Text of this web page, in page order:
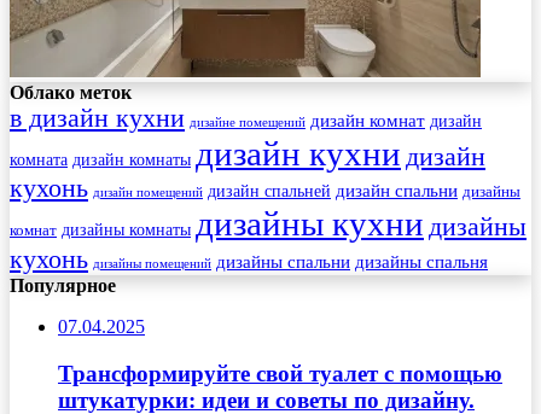
Облако меток
в дизайн кухни дизайне помещений дизайн комнат дизайн
комната дизайн комнаты дизайн кухни дизайн
кухонь дизайн помещений дизайн спальней дизайн спальни дизайны
комнат дизайны комнаты дизайны кухни дизайны
кухонь дизайны помещений дизайны спальни дизайны спальня
Популярное
07.04.2025
Трансформируйте свой туалет с помощью
штукатурки: идеи и советы по дизайну.